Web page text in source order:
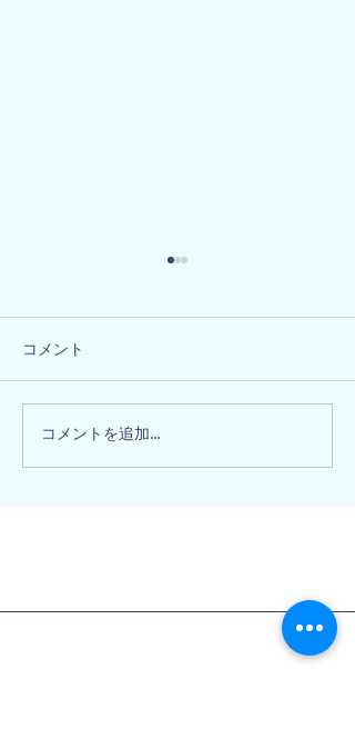
奈良県北葛城郡 N様邸
コメント
コメントを追加…